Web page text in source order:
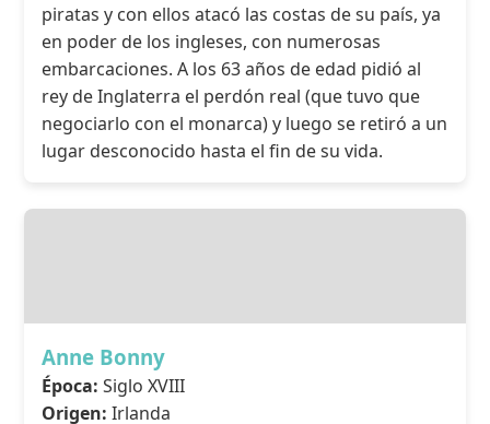
piratas y con ellos atacó las costas de su país, ya
en poder de los ingleses, con numerosas
embarcaciones. A los 63 años de edad pidió al
rey de Inglaterra el perdón real (que tuvo que
negociarlo con el monarca) y luego se retiró a un
lugar desconocido hasta el fin de su vida.
Anne Bonny
Época: Siglo XVIII
Origen: Irlanda